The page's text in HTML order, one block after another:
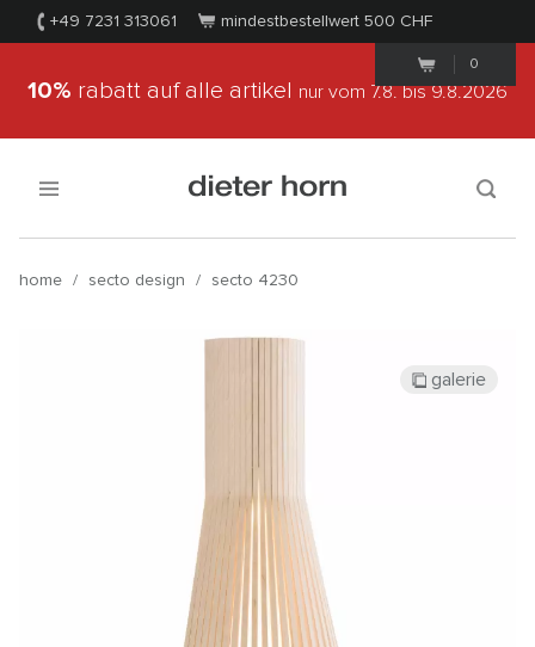
+49 7231 313061 mindestbestellwert 500 CHF
0
10% rabatt auf alle artikel nur vom 7.8.bis 9.8.2026
home / secto design / secto 4230
galerie